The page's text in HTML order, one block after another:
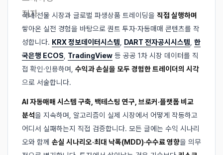
국내 선물 시장과 글로벌 파생상품 트레이딩을 직접 실행하며
쌓아온 실전 경험을 바탕으로 퀀트 투자·자동매매 콘텐츠를 작
성합니다. KRX 정보데이터시스템, DART 전자공시시스템, 한
국은행 ECOS, TradingView 등 공공 1차 시장 데이터를 직
접 확인·인용하며, 수익과 손실을 모두 경험한 트레이더의 시각
으로 서술합니다.
AI 자동매매 시스템 구축, 백테스팅 연구, 브로커·플랫폼 비교
분석을 지속하며, 알고리즘이 실제 시장에서 어떻게 작동하고
어디서 실패하는지 직접 검증합니다. 모든 글에는 수익 시나리
오와 함께 손실 시나리오·최대 낙폭(MDD)·수수료 영향을 의무